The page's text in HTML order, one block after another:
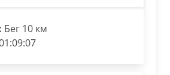
Бег 10 км